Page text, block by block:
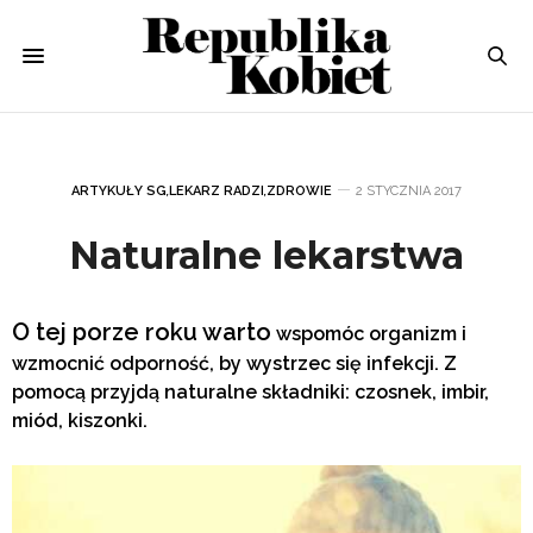
ARTYKUŁY SG,LEKARZ RADZI,ZDROWIE 2 STYCZNIA 2017
Naturalne lekarstwa
O tej porze roku warto wspomóc organizm i
wzmocnić odporność, by wystrzec się infekcji. Z
pomocą przyjdą naturalne składniki: czosnek, imbir,
miód, kiszonki.